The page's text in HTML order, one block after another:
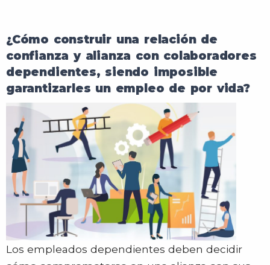
¿Cómo construir una relación de
confianza y alianza con colaboradores
dependientes, siendo imposible
garantizarles un empleo de por vida?
Los empleados dependientes deben decidir